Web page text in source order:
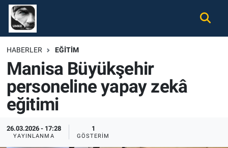
HABERLER EĞITIM
Manisa Büyükşehir
personeline yapay zekâ
eğitimi
26.03.2026 - 17:28
YAYINLANMA
1
GÖSTERIM
Gündem
Ekonomi
Spor
Tüm Haberler
Nöbetçi Eczaneler
Hava Durumu
Namaz Vakitleri
Süper Lig Puan Durumu ve Fikstür